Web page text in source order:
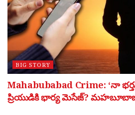
BIG STORY
Mahabubabad Crime: ‘నా
ప్రియుడికి భార్య మెసేజ్?